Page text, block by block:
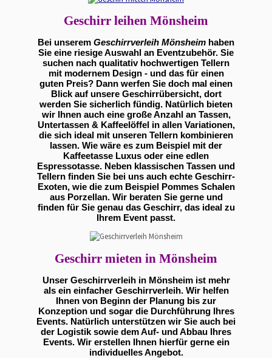
Geschirr leihen Mönsheim
Bei unserem Geschirrverleih Mönsheim haben
Sie eine riesige Auswahl an Eventzubehör. Sie
suchen nach qualitativ hochwertigen Tellern
mit modernem Design - und das für einen
guten Preis? Dann werfen Sie doch mal einen
Blick auf unsere Geschirrübersicht, dort
werden Sie sicherlich fündig. Natürlich bieten
wir Ihnen auch eine große Anzahl an Tassen,
Untertassen & Kaffeelöffel in allen Variationen,
die sich ideal mit unseren Tellern kombinieren
lassen. Wie wäre es zum Beispiel mit der
Kaffeetasse Luxus oder eine edlen
Espressotasse. Neben klassischen Tassen und
Tellern finden Sie bei uns auch echte Geschirr-
Exoten, wie die zum Beispiel Pommes Schalen
aus Porzellan. Wir beraten Sie gerne und
finden für Sie genau das Geschirr, das ideal zu
Ihrem Event passt.
Geschirr mieten in Mönsheim
Unser Geschirrverleih in Mönsheim ist mehr
als ein einfacher Geschirrverleih. Wir helfen
Ihnen von Beginn der Planung bis zur
Konzeption und sogar die Durchführung Ihres
Events. Natürlich unterstützen wir Sie auch bei
der Logistik sowie dem Auf- und Abbau Ihres
Events. Wir erstellen Ihnen hierfür gerne ein
individuelles Angebot.